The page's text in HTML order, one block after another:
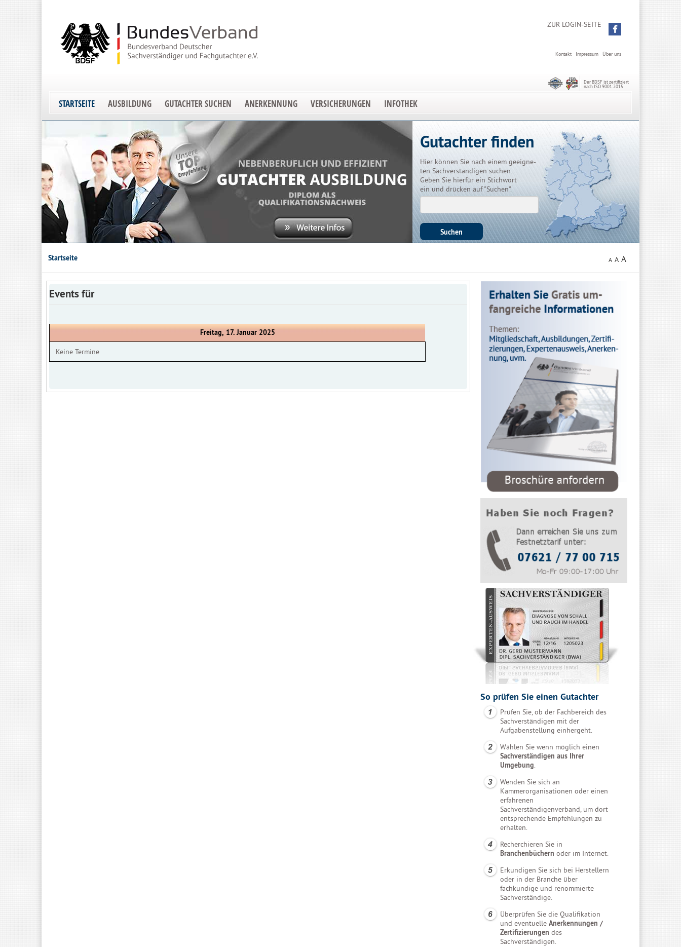
ZUR LOGIN-SEITE
Über uns
Impressum
Kontakt
Der BDSF ist zertifiziert
nach ISO 9001:2015
STARTSEITE AUSBILDUNG GUTACHTER SUCHEN ANERKENNUNG VERSICHERUNGEN INFOTHEK
Gutachter finden
Hier können Sie nach einem geeigne-
ten Sachverständigen suchen.
Geben Sie hierfür ein Stichwort
ein und drücken auf "Suchen".
Startseite A A A
Events für
Freitag, 17. Januar 2025
Keine Termine
So prüfen Sie einen Gutachter
Prüfen Sie, ob der Fachbereich des
Sachverständigen mit der
Aufgabenstellung einhergeht.
Wählen Sie wenn möglich einen
Sachverständigen aus Ihrer
Umgebung.
Wenden Sie sich an
Kammerorganisationen oder einen
erfahrenen
Sachverständigenverband, um dort
entsprechende Empfehlungen zu
erhalten.
Recherchieren Sie in
Branchenbüchern oder im Internet.
Erkundigen Sie sich bei Herstellern
oder in der Branche über
fachkundige und renommierte
Sachverständige.
Überprüfen Sie die Qualifikation
und eventuelle Anerkennungen /
Zertifizierungen des
Sachverständigen.